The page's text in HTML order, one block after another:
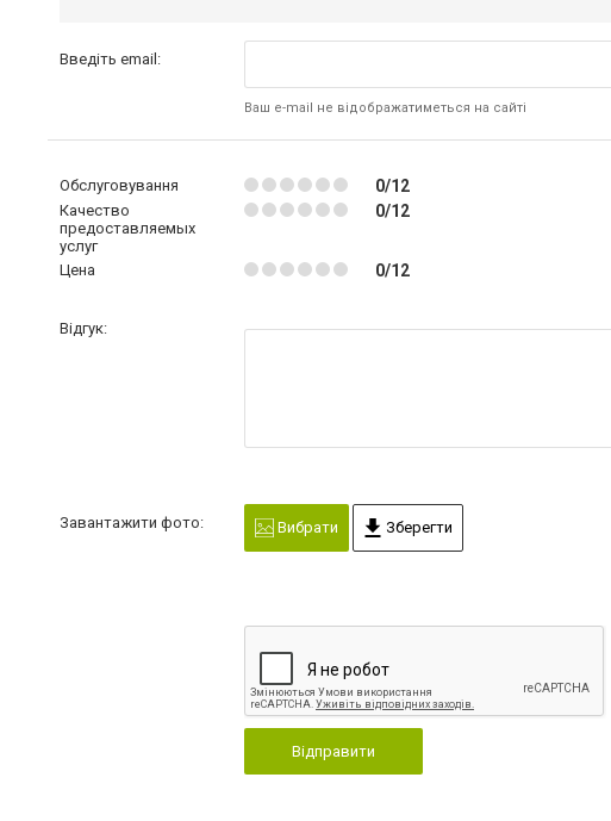
Введіть email:
Ваш e-mail не відображатиметься на сайті
Обслуговування 0/12
Качество
предоставляемых
услуг
0/12
Цена 0/12
Відгук:
Завантажити фото: Вибрати Зберегти
Відправити